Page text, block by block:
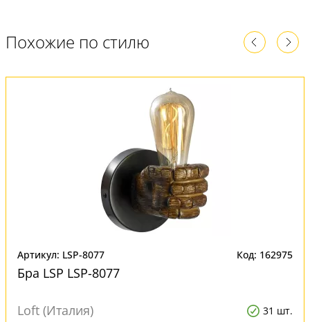
Похожие по стилю
Артикул: LSP-8077 Код: 162975
Бра LSP LSP-8077
Loft (Италия) 31 шт.